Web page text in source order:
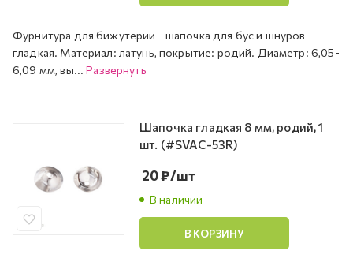
Фурнитура для бижутерии - шапочка для бус и шнуров
гладкая. Материал: латунь, покрытие: родий. Диаметр: 6,05-
6,09 мм, вы...Развернуть
Шапочка гладкая 8 мм, родий, 1
шт. (#SVAC-53R)
В наличии
20₽/шт
В КОРЗИНУ